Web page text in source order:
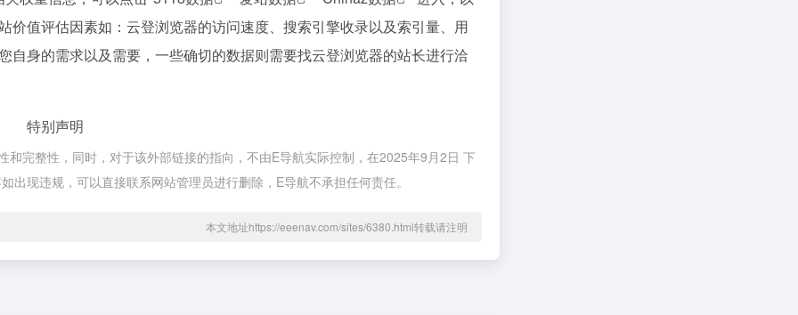
值评估因素如：云登浏览器的访问速度、搜索引擎收录以及索引量、用
身的需求以及需要，一些确切的数据则需要找云登浏览器的站长进行洽
特别声明
完整性，同时，对于该外部链接的指向，不由E导航实际控制，在2025年9月2日 下
现违规，可以直接联系网站管理员进行删除，E导航不承担任何责任。
本文地址https://eeenav.com/sites/6380.html转载请注明